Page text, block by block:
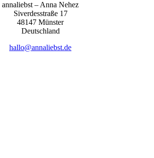
anna­liebst – Anna Nehez
Sive­r­des­stra­ße 17
48147 Müns­ter
Deutsch­land
hallo@annaliebst.de